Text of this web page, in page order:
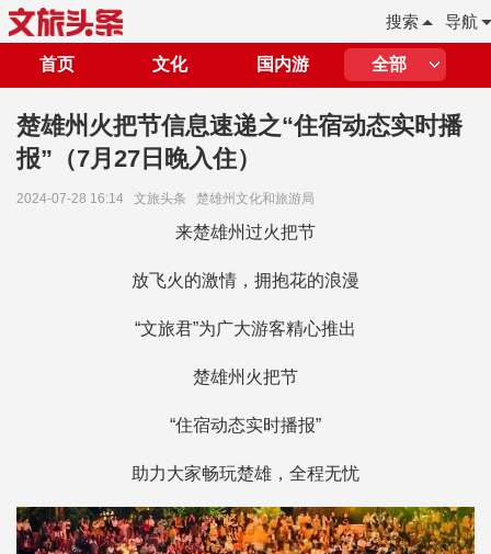
导航
搜索
首页 文化 国内游 全部
楚雄州火把节信息速递之“住宿动态实时播
报”（7月27日晚入住）
2024-07-28 16:14 文旅头条 楚雄州文化和旅游局
来楚雄州过火把节
放飞火的激情，拥抱花的浪漫
“文旅君”为广大游客精心推出
楚雄州火把节
“住宿动态实时播报”
助力大家畅玩楚雄，全程无忧